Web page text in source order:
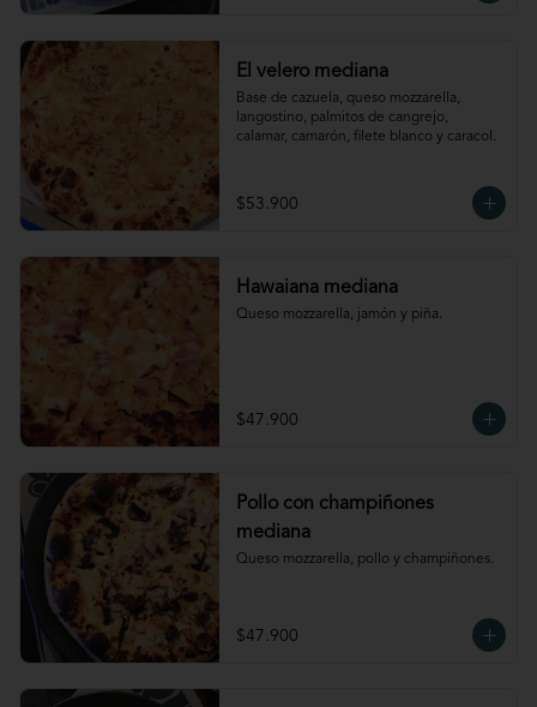
El velero mediana
Base de cazuela, queso mozzarella,
langostino, palmitos de cangrejo,
calamar, camarón, filete blanco y caracol.
$53.900
Hawaiana mediana
Queso mozzarella, jamón y piña.
$47.900
Pollo con champiñones
mediana
Queso mozzarella, pollo y champiñones.
$47.900